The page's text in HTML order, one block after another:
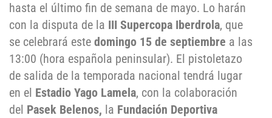
hasta el último fin de semana de mayo. Lo harán
con la disputa de la III Supercopa Iberdrola, que
se celebrará este domingo 15 de septiembre a las
13:00 (hora española peninsular). El pistoletazo
de salida de la temporada nacional tendrá lugar
en el Estadio Yago Lamela, con la colaboración
del Pasek Belenos, la Fundación Deportiva